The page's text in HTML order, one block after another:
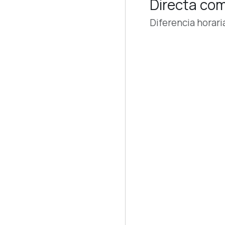
Directa
Diferencia